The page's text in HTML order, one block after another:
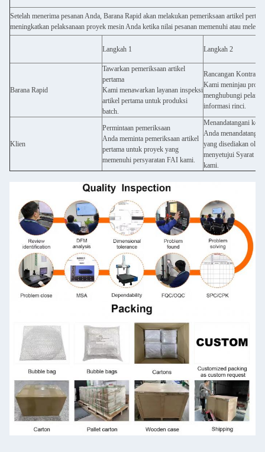
Setelah menerima pesanan Anda, Barana Rapid akan melakukan pemeriksaan artikel
meningkatkan pelaksanaan proyek mesin Anda ketika nilai pesanan memenuhi atau
Langkah 1 Langkah 2
Barana Rapid
Tawarkan pemeriksaan artikel
pertama
Kami menawarkan layanan inspeksi
artikel pertama untuk produksi
batch.
Rancangan Kontrak
Kami meninjau
menghubungi
informasi rinci.
Klien
Permintaan pemeriksaan
Anda meminta pemeriksaan artikel
pertama untuk proyek yang
memenuhi persyaratan FAI kami.
Menandatangani
Anda
yang disediakan oleh
menyetujui Syarat
kami.